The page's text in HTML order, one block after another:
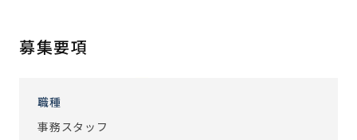
・9:00 事務所清掃＆カフェコーナーの準備
・9:15 業務日誌やメールを確認し、今日の仕事の準備
握）
・12:00 来客対応・入居者のお問い合わせ等を対応
募集要項
職種
事務スタッフ